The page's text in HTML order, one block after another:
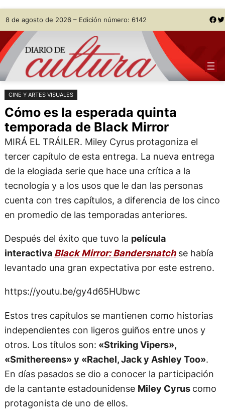
Saltar
al
contenido
Skip
to
content
8 de agosto de 2026 – Edición número: 6142 Facebook Twitter
CINE Y ARTES VISUALES
Cómo es la esperada quinta
temporada de Black Mirror
MIRÁ EL TRÁILER. Miley Cyrus protagoniza el
tercer capítulo de esta entrega. La nueva entrega
de la elogiada serie que hace una crítica a la
tecnología y a los usos que le dan las personas
cuenta con tres capítulos, a diferencia de los cinco
en promedio de las temporadas anteriores.
Después del éxito que tuvo la película
interactiva Black Mirror: Bandersnatch se había
levantado una gran expectativa por este estreno.
https://youtu.be/gy4d65HUbwc
Estos tres capítulos se mantienen como historias
independientes con ligeros guiños entre unos y
otros. Los títulos son: «Striking Vipers»,
«Smithereens» y «Rachel, Jack y Ashley Too».
En días pasados se dio a conocer la participación
de la cantante estadounidense Miley Cyrus como
protagonista de uno de ellos.